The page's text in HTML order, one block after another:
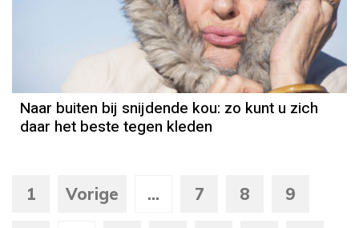
Naar buiten bij snijdende kou: zo kunt u zich
daar het beste tegen kleden
1 Vorige ... 7 8 9